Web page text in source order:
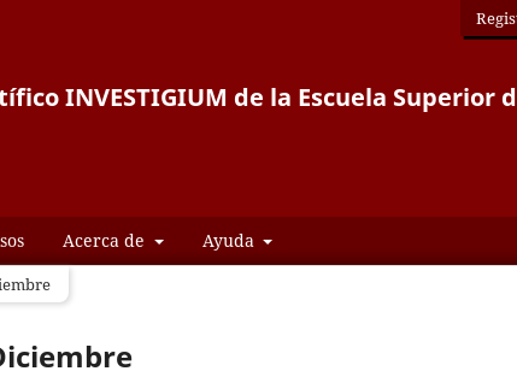
INVESTIGIUM de la Escuela Superior
Acerca de Ayuda